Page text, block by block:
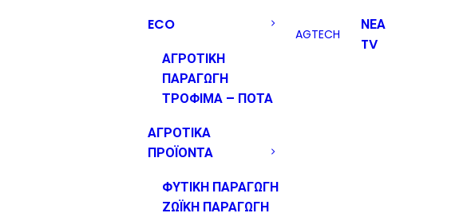
ECO
ΑΓΡΟΤΙΚΗ
ΠΑΡΑΓΩΓΗ
ΤΡΟΦΙΜΑ – ΠΟΤΑ
ΑΓΡΟΤΙΚΑ
ΠΡΟΪΟΝΤΑ
ΦΥΤΙΚΗ ΠΑΡΑΓΩΓΗ
ΖΩΪΚΗ ΠΑΡΑΓΩΓΗ
AGTECH
ΝΕΑ
TV